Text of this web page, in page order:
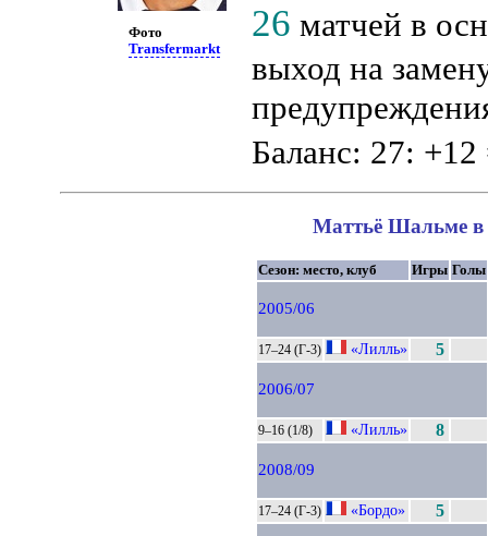
Фото
Transfermarkt
26 матчей в
выход на
Баланс: 27: +12
Маттьё Шальме в
Сезон: место, клуб Игры Голы
2005/06
17–24 (Г-3) «Лилль» 5
2006/07
9–16 (1/8) «Лилль» 8
2008/09
17–24 (Г-3) «Бордо» 5